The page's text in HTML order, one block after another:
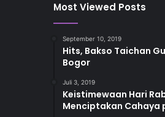
Most Viewed Posts
September 10, 2019
Hits, Bakso Taichan
Bogor
Juli 3, 2019
Keistimewaan Hari
Menciptakan Cahaya